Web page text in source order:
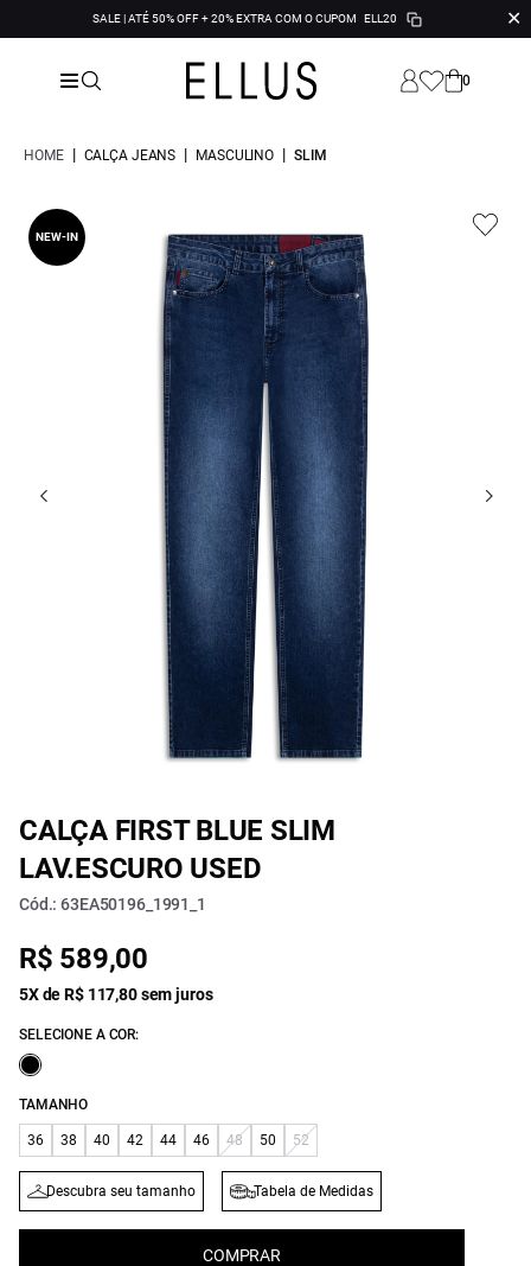
SALE | ATÉ 50% OFF + 20% EXTRA COM O CUPOM ELL20 ✕
0
HOME | CALÇA JEANS | MASCULINO | SLIM
NEW-IN
CALÇA FIRST BLUE SLIM
LAV.ESCURO USED
Cód.: 63EA50196_1991_1
R$ 589,00
5X de R$ 117,80 sem juros
SELECIONE A COR:
TAMANHO
36 38 40 42 44 46 48 50 52
Descubra seu tamanho Tabela de Medidas
COMPRAR